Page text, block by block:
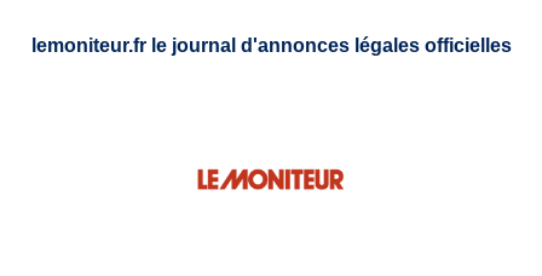
lemoniteur.fr le journal d'annonces légales officielles